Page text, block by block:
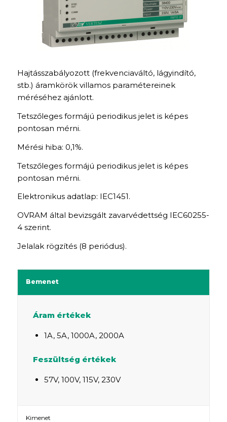
Hajtásszabályozott (frekvenciaváltó, lágyindító,
stb.) áramkörök villamos paramétereinek
méréséhez ajánlott.
Tetszőleges formájú periodikus jelet is képes
pontosan mérni.
Mérési hiba: 0,1%.
Tetszőleges formájú periodikus jelet is képes
pontosan mérni.
Elektronikus adatlap: IEC1451.
OVRAM által bevizsgált zavarvédettség IEC60255-
4 szerint.
Jelalak rögzítés (8 periódus).
Bemenet
Áram értékek
1A, 5A, 1000A, 2000A
Feszültség értékek
57V, 100V, 115V, 230V
Kimenet